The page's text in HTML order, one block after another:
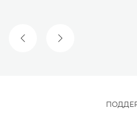
ПРЕДЫДУЩИЙ СЛАЙД
СЛЕДУЮЩИЙ